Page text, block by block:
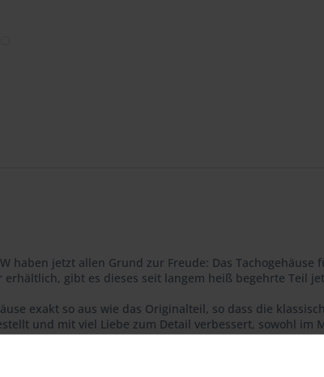
haben jetzt allen Grund zur Freude: Das
gibt es dieses seit langem heiß begehrte Teil
exakt so aus wie das Originalteil, so dass die
und mit viel Liebe zum Detail verbessert, sowohl im
langlebige Gewindeeinsätze!